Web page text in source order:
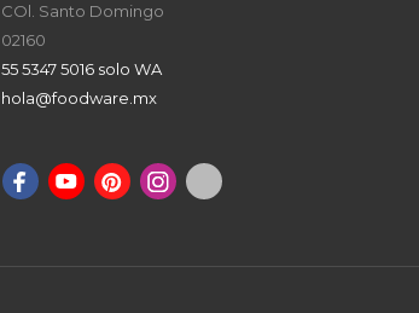
COl. Santo Domingo
02160
55 5347 5016 solo WA
hola@foodware.mx